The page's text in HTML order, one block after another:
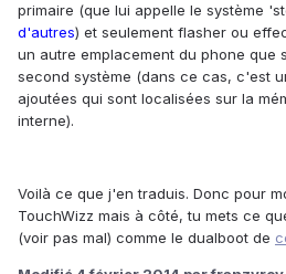
primaire (que lui appelle le système
d'autres) et seulement flasher ou
un autre emplacement du phone que
second système (dans ce cas, c'est
ajoutées qui sont localisées sur la
interne).
Voilà ce que j'en traduis. Donc pour
TouchWizz mais à côté, tu mets ce
(voir pas mal) comme le dualboot de